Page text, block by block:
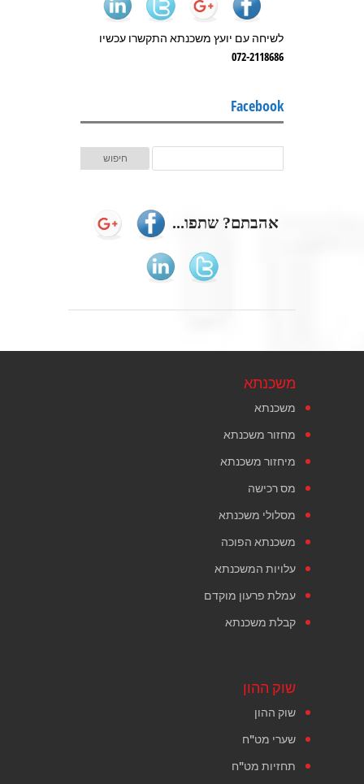
לשיחה עם יועץ משכנתא התקשרו עכשיו
072-2118686
Facebook
אהבתם? שתפו...
משכנתא
משכנתא
מחזור משכנתא
מיחזור משכנתא
מס רכישה
מסלולי משכנתא
משכנתא הפוכה
עלויות המשכנתא
עמלת פרעון מוקדם
קבלת משכנתא
שוק ההון
שוק ההון
שערי מט"ח
תחזיות מט"ח